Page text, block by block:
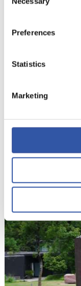
Selection
Preferences
Statistics
Marketing
15
16